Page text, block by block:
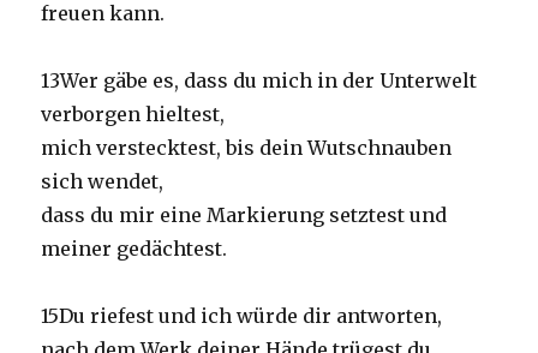
freuen kann.
13Wer gäbe es, dass du mich in der Unterwelt
verborgen hieltest,
mich verstecktest, bis dein Wutschnauben
sich wendet,
dass du mir eine Markierung setztest und
meiner gedächtest.
15Du riefest und ich würde dir antworten,